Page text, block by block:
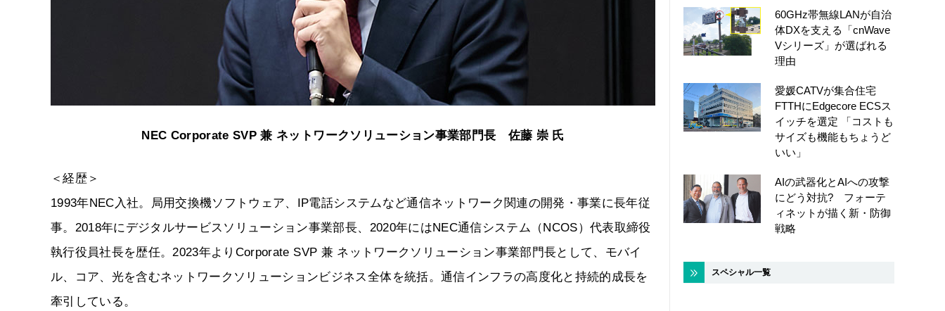
NEC Corporate SVP 兼 ネットワークソリューション事業部門長 佐藤 崇 氏
＜経歴＞
1993年NEC入社。局用交換機ソフトウェア、IP電話システムなど通信ネットワーク関連の開発・事業に長年従
事。2018年にデジタルサービスソリューション事業部長、2020年にはNEC通信システム（NCOS）代表取締役
執行役員社長を歴任。2023年よりCorporate SVP 兼 ネットワークソリューション事業部門長として、モバイ
ル、コア、光を含むネットワークソリューションビジネス全体を統括。通信インフラの高度化と持続的成長を
牽引している。
60GHz帯無線LANが自治
体DXを支える「cnWave
Vシリーズ」が選ばれる
理由
愛媛CATVが集合住宅
FTTHにEdgecore ECSス
イッチを選定 「コストも
サイズも機能もちょうど
いい」
AIの武器化とAIへの攻撃
にどう対抗? フォーテ
ィネットが描く新・防御
戦略
スペシャル一覧